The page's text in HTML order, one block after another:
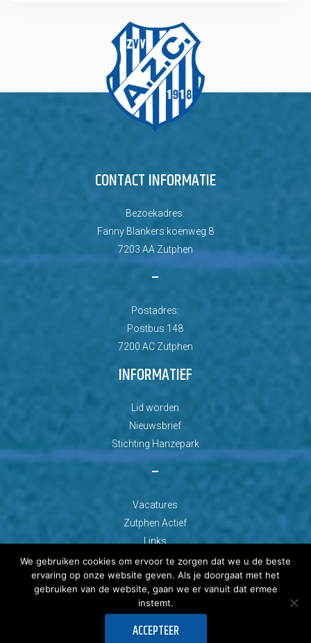
CONTACT INFORMATIE
Bezoekadres:
Fanny Blankers koenweg 8
7203 AA Zutphen
–
Postadres:
Postbus 148
7200 AC Zutphen
INFORMATIEF
Lid worden
Nieuwsbrief
Stichting Hanzepark
–
Vacatures
Zutphen Actief
Links
© Copyright 2026 AZC Zutphen
Ontwikkeld door: Best4u Group B.V.
We gebruiken cookies om ervoor te zorgen dat we u de beste
ervaring op onze website geven. Als je doorgaat met het
gebruiken van de website, gaan we er vanuit dat ermee
instemt.
ACCEPTEER